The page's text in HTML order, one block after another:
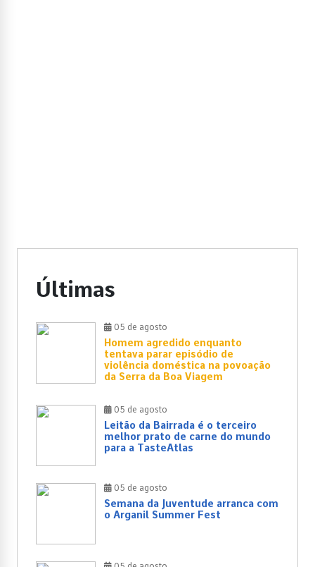
Últimas
05 de agosto
Homem agredido enquanto
tentava parar episódio de
violência doméstica na povoação
da Serra da Boa Viagem
05 de agosto
Leitão da Bairrada é o terceiro
melhor prato de carne do mundo
para a TasteAtlas
05 de agosto
Semana da Juventude arranca com
o Arganil Summer Fest